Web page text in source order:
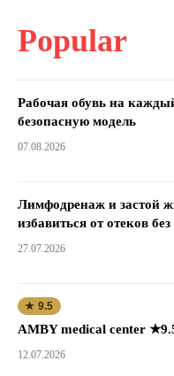
Popular
Рабочая обувь на
безопасную модель
07.08.2026
Лимфодренаж и застой
избавиться от отеков
27.07.2026
★ 9.5
AMBY medical center
12.07.2026